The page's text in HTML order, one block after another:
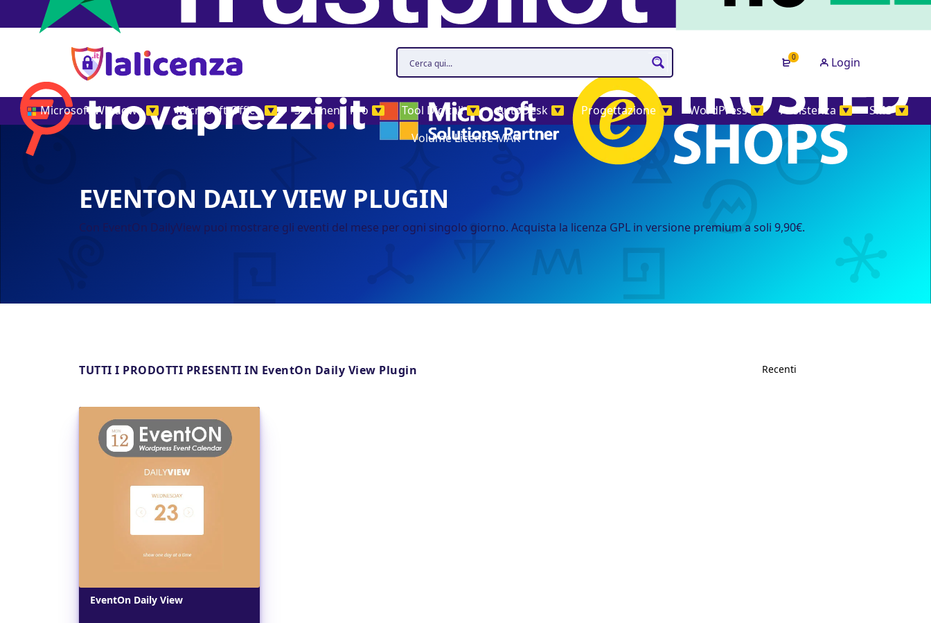
0 Login
Microsoft Windows ▼ Microsoft Office ▼ Strumenti Pro ▼ Tool Digitali ▼ AutoDesk ▼ Progettazione ▼ WordPress ▼ Assistenza ▼ SMS ▼
Volume License MAK
EVENTON DAILY VIEW PLUGIN
Con EventOn DailyView puoi mostrare gli eventi del mese per ogni singolo giorno. Acquista la licenza GPL in versione premium a soli 9,90€.
TUTTI I PRODOTTI PRESENTI IN EventOn Daily View Plugin
Dettagli
EventOn Daily View